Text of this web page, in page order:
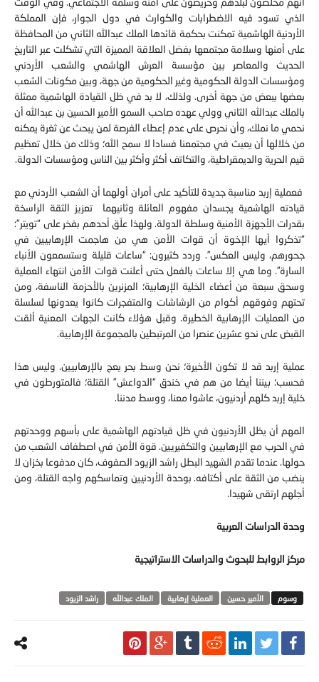
الذي تسود فيه الاضطرابات والكوارث في دول الجوار، فإن المملكة
الأردنية الهاشمية تمكنت بحكمة قائدها الملك عبدالله الثاني من المحافظة
على أمنها وسلامة مجتمعها بفضل العلاقة المميزة التي تشكلت عبر التاريخ
الحديث والمعاصر بين مؤسسة العرش الهاشمي والشعب الأردني
ومؤسسات الدولة الحكومية وغير الحكومية من جهة، وبين مكونات الشعب
بعضها ببعض من جهة أخرى. ولذلك، لا بد في ظل القيادة الهاشمية ممثلة
بالملك عبدالله الثاني وولي عهده صاحب السمو الأمير الحسين بن عبدالله أن
نحمي ما نملك، وأن نحرص على عدم إعطاء الفرصة لمن يبحث عن ثغرة يمكنه
من خلالها أن يعيث في مجتمعنا فسادا لا سمح الله؛ وذلك من خلال تعظيم
قيم الحرية والديمقراطية، والتكاتف أكثر وأكثر بين الناس ومؤسسات الدولة.
فعملية إربد مناسبة جديدة للتأكيد على أمران أولهما أن الشعب الأردني مع
قيادته الهاشمية يجسدان مفهوم العائلة وثانيهما تعزيز الثقة الراسخة
بقدرات الأجهزة الأمنية وسلطة الدولة. ولهذا علّق أحدهم بفخر على “تويتر”:
“تذكروا أيها الإخوة أن قوات الأمن هي من هاجمت الإرهابيين في
جحورهم، وليس العكس”. وردد كثيرون: “ساعات قليلة وستسمعون الأنباء
السارة”. وما هي إلا ساعات بالفعل حتى أعلنت قوات الأمن انتهاء العملية
وسحق سبعة من أعضاء الخلية الإرهابية؛ المزنرين بالأحزمة الناسفة، ومن
تحتهم وفوقهم أكوام من الرشاشات والمتفجرات كانوا يعدونها لسلسلة
من العمليات الإرهابية الخطيرة. وقبل هؤلاء كانت الجهات المعنية ألقت
القبض على نحو عشرين عنصرا من المرتبطين بالمجموعة الإرهابية.
عملية إربد قد لا تكون الأخيرة؛ نحن وسط بحر يعج بالإرهابيين. وليس هذا
فحسب؛ بيننا أيضا من هم في خندق “الدواعش” القتلة؛ فالمتورطون في
خلية إربد كلهم أردنيون، عاشوا معنا، ووسط مدننا.
المهم أن يظل الأردنيون في ظل قيادتهم الهاشمية على بأسهم ووحدتهم
في الحرب مع الإرهابيين والتكفيريين. قوة الأمن في اصطفاف الشعب من
حولها. عندما تقدم الشهيد البطل راشد الزيود الصفوف، كان مدفوعا بخزان لا
ينضب من الثقة على أكتافه. بوحدة الأردنيين وتماسكهم واجه القتلة، ومن
أجلهم ارتقى شهيدا.
وحدة الدراسات العربية
مركز الروابط للبحوث والدراسات الاستراتيجية
الأمير حسين العملية إرهابية الملك عبدالله راشد الزيود